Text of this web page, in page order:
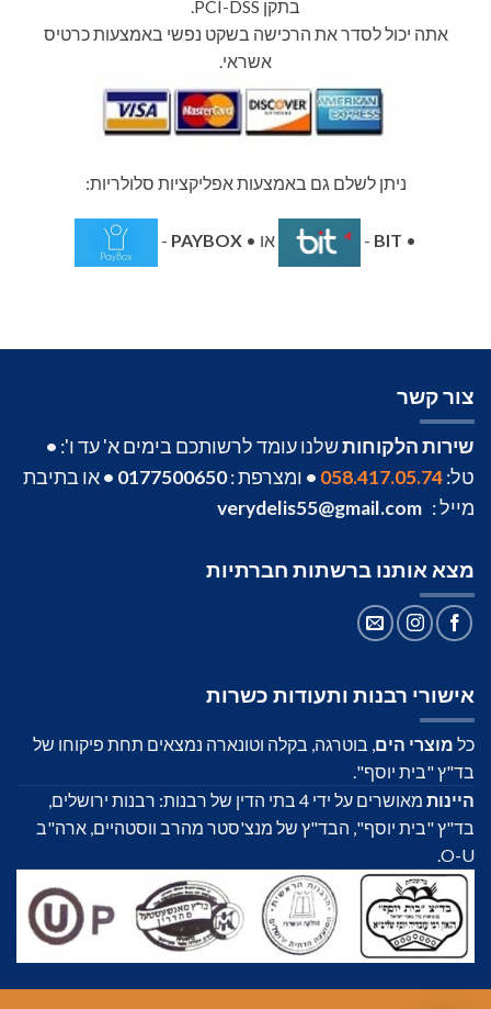
בתקן PCI-DSS.
אתה יכול לסדר את הרכישה בשקט נפשי באמצעות כרטיס
אשראי.
ניתן לשלם גם באמצעות אפליקציות סלולריות:
•
BIT
- או •PAYBOX
-
צור קשר
שירות הלקוחותשלנו עומד לרשותכם בימים א' עד ו': •
טל:058.417.05.74
• ומצרפת :0177500650
•או בתיבת
מייל : verydelis55@gmail.com
מצא אותנו ברשתות חברתיות
אישורי רבנות ותעודות כשרות
כל מוצרי הים , בוטרגה, בקלה וטונארה נמצאים תחת פיקוחו של
בד"ץ "בית יוסף".
היינות
מאושרים על ידי 4 בתי הדין של רבנות: רבנות ירושלים,
בד"ץ "בית יוסף", הבד"ץ של מנצ'סטר מהרב ווסטהיים, ארה"ב
O-U.